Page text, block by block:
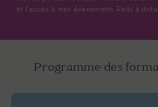
et l’accès à mes évènements Reiki à
Programme des